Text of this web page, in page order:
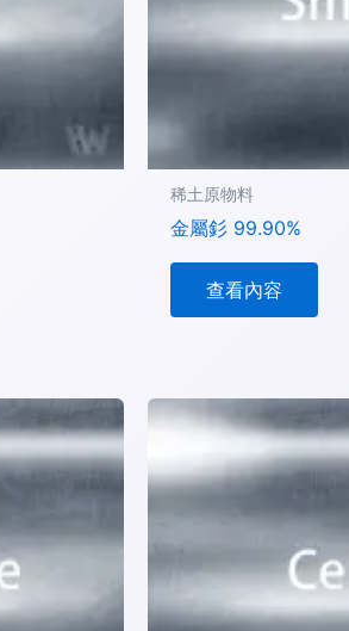
稀土原物料
金屬釤 99.90%
查看內容